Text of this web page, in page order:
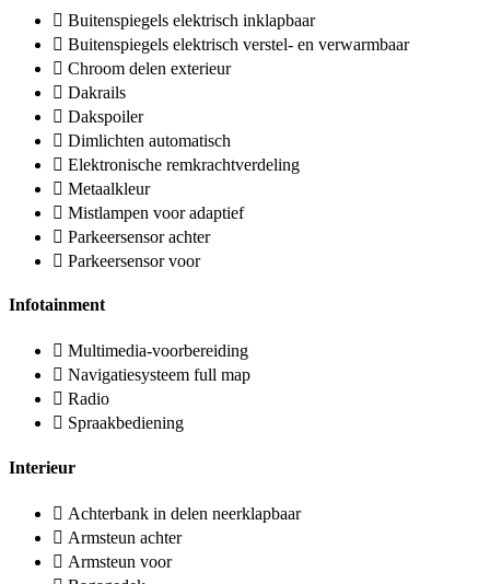
Buitenspiegels elektrisch inklapbaar
Buitenspiegels elektrisch verstel- en verwarmbaar
Chroom delen exterieur
Dakrails
Dakspoiler
Dimlichten automatisch
Elektronische remkrachtverdeling
Metaalkleur
Mistlampen voor adaptief
Parkeersensor achter
Parkeersensor voor
Infotainment
Multimedia-voorbereiding
Navigatiesysteem full map
Radio
Spraakbediening
Interieur
Achterbank in delen neerklapbaar
Armsteun achter
Armsteun voor